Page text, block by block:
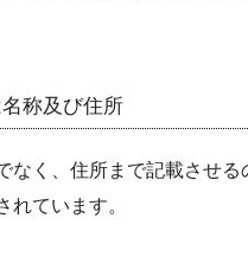
称及び住所
なく、住所まで記載させ
れています。